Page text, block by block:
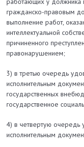
гражданско-правовым
выполнение работ,
интеллектуальной
причиненного
правонарушением;
3) в третью очередь
исполнительным
государственных
государственное
4) в четвертую очередь
исполнительным